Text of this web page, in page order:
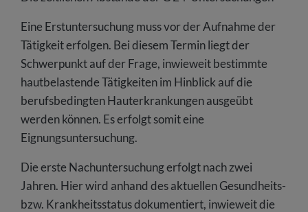
Eine Erstuntersuchung muss vor der Aufnahme der
Tätigkeit erfolgen. Bei diesem Termin liegt der
Schwerpunkt auf der Frage, inwieweit bestimmte
hautbelastende Tätigkeiten im Hinblick auf die
berufsbedingten Hauterkrankungen ausgeübt
werden können. Es erfolgt somit eine
Eignungsuntersuchung.
Die erste Nachuntersuchung erfolgt nach zwei
Jahren. Hier wird anhand des aktuellen Gesundheits-
bzw. Krankheitsstatus dokumentiert, inwieweit die